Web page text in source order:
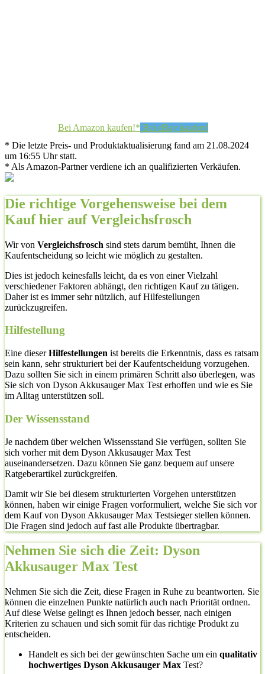
Bei Amazon kaufen!* Bei eBay kaufen!
* Die letzte Preis- und Produktaktualisierung fand am 21.08.2024
um 16:55 Uhr statt.
* Als Amazon-Partner verdiene ich an qualifizierten Verkäufen.
Die richtige Vorgehensweise bei dem
Kauf hier auf Vergleichsfrosch
Wir von Vergleichsfrosch sind stets darum bemüht, Ihnen die
Kaufentscheidung so leicht wie möglich zu gestalten.
Dies ist jedoch keinesfalls leicht, da es von einer Vielzahl
verschiedener Faktoren abhängt, den richtigen Kauf zu tätigen.
Daher ist es immer sehr nützlich, auf Hilfestellungen
zurückzugreifen.
Hilfestellung
Eine dieserHilfestellungen ist bereits die Erkenntnis, dass es ratsam
sein kann, sehr strukturiert bei der Kaufentscheidung vorzugehen.
Dazu sollten Sie sich in einem primären Schritt also überlegen, was
Sie sich von Dyson Akkusauger Max Test erhoffen und wie es Sie
im Alltag unterstützen soll.
Der Wissensstand
Je nachdem über welchen Wissensstand Sie verfügen, sollten Sie
sich vorher mit dem Dyson Akkusauger Max Test
auseinandersetzen. Dazu können Sie ganz bequem auf unsere
Ratgeberartikel zurückgreifen.
Damit wir Sie bei diesem strukturierten Vorgehen unterstützen
können, haben wir einige Fragen vorformuliert, welche Sie sich vor
dem Kauf von Dyson Akkusauger Max Testsieger stellen können.
Die Fragen sind jedoch auf fast alle Produkte übertragbar.
Nehmen Sie sich die Zeit: Dyson
Akkusauger Max Test
Nehmen Sie sich die Zeit, diese Fragen in Ruhe zu beantworten. Sie
können die einzelnen Punkte natürlich auch nach Priorität ordnen.
Auf diese Weise gelingt es Ihnen jedoch besser, nach einigen
Kriterien zu schauen und sich somit für das richtige Produkt zu
entscheiden.
Handelt es sich bei der gewünschten Sache um ein qualitativ
hochwertiges Dyson Akkusauger Max Test?